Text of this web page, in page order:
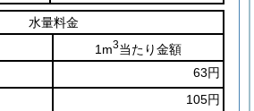
水量料金
1m3当たり金額
63円
105円